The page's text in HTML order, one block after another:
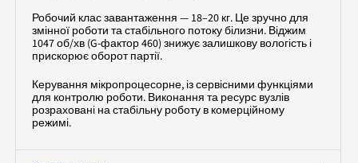
Робочий клас завантаження — 18–20 кг. Це зручно для
змінної роботи та стабільного потоку білизни. Віджим
1047 об/хв (G-фактор 460) знижує залишкову вологість і
прискорює оборот партії.
Керування мікропроцесорне, із сервісними функціями
для контролю роботи. Виконання та ресурс вузлів
розраховані на стабільну роботу в комерційному
режимі.